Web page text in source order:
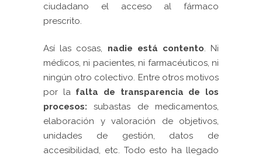
ciudadano el acceso al fármaco
prescrito.
Así las cosas, nadie está contento. Ni
médicos, ni pacientes, ni farmacéuticos, ni
ningún otro colectivo. Entre otros motivos
por lafalta de transparencia de los
procesos: subastas de medicamentos,
elaboración y valoración de objetivos,
unidades de gestión, datos de
accesibilidad, etc. Todo esto ha llegado